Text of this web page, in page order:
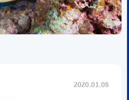
2020.01.08